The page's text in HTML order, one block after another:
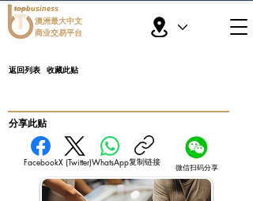
topbusiness
澳洲最大中文
商业交易平台
返回列表 收藏此贴
​分享此贴
FacebookX (Twitter)WhatsApp复制链接 微信扫码分享